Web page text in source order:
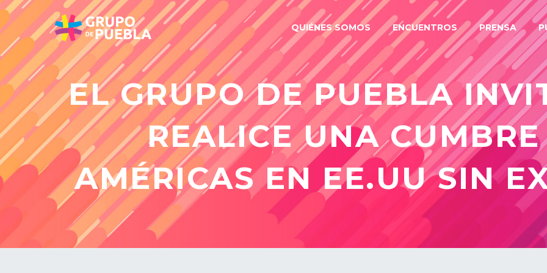
QUIÉNES SOMOS ENCUENTROS PRENSA
EL GRUPO DE PUEBLA
REALICE UNA
AMÉRICAS EN EE.UU SIN